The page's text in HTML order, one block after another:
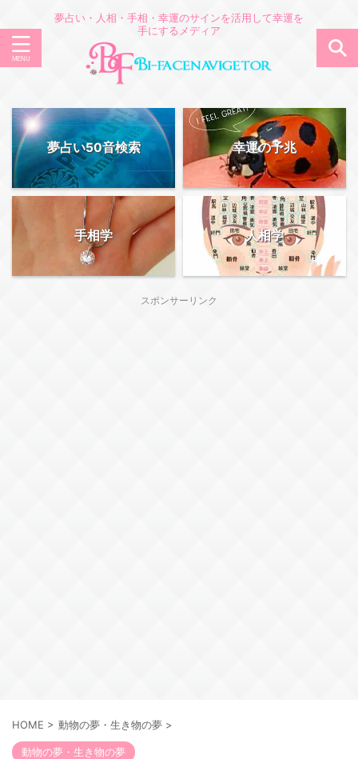
夢占い・人相・手相・幸運のサインを活用して幸運を
手にするメディア
夢占い50音検索 幸運の予兆
手相学 人相学
スポンサーリンク
HOME > 動物の夢・生き物の夢 >
動物の夢・生き物の夢